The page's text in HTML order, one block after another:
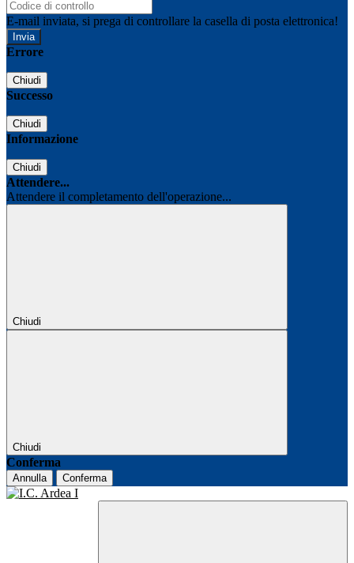
E-mail inviata, si prega di controllare la casella di posta elettronica!
Errore
Chiudi
Successo
Chiudi
Informazione
Chiudi
Attendere...
Attendere il completamento dell'operazione...
Chiudi
Chiudi
Conferma
Annulla Conferma